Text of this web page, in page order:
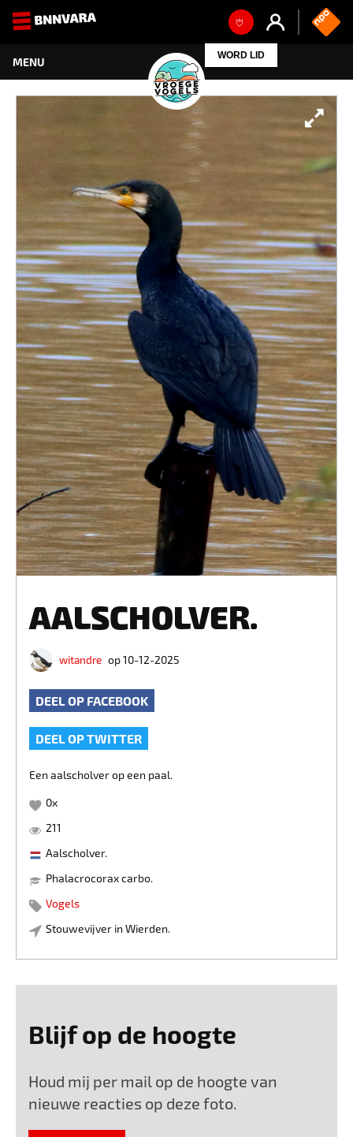
WORD LID
AALSCHOLVER.
witandre op 10-12-2025
DEEL OP FACEBOOK
DEEL OP TWITTER
Een aalscholver op een paal.
0x
211
Aalscholver.
Phalacrocorax carbo.
Vogels
Stouwevijver in Wierden.
Blijf op de hoogte
Houd mij per mail op de hoogte van
nieuwe reacties op deze foto.